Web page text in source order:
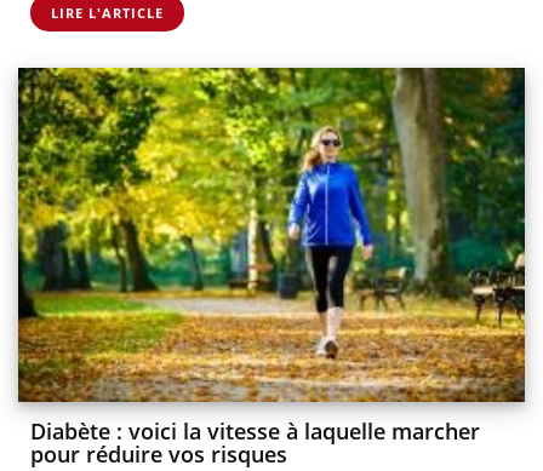
LIRE L'ARTICLE
Diabète : voici la vitesse à laquelle marcher
pour réduire vos risques